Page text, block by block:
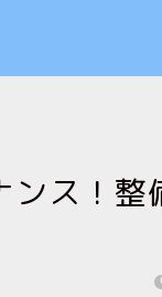
ス！整